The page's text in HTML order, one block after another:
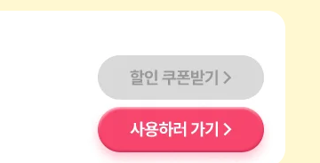
할인쿠폰받기